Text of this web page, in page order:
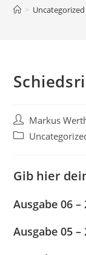
> Uncategorized
Beitrags-
Autor:
Markus
Beitrags-
Gib hier
Ausgabe 06 –
Ausgabe 05 –